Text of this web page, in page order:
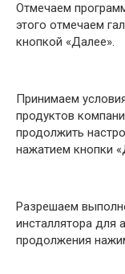
Отмечаем
этого отмечаем
кнопкой «Далее».
Принимаем
продуктов
продолжить
нажатием кнопки
Разрешаем
инсталлятора для
продолжения